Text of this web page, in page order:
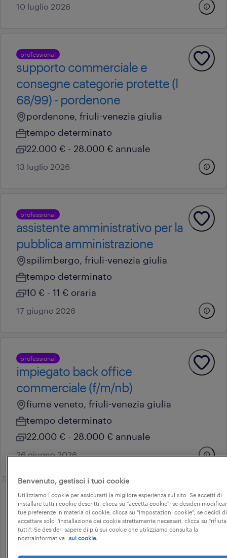
10 luglio 2026
professional
supporto commerciale e
consegne categorie protette (l
68/99) - pordenone
pordenone, friuli-venezia giulia
tempo determinato
22.000 € - 28.000 € annuale
13 luglio 2026
professional
assistente amministrativo per la
pubblica amministrazione
spilimbergo, friuli-venezia giulia
tempo determinato
10 € - 11 € oraria
17 giugno 2026
professional
impiegato back office
commerciale (f/m/nb)
fiume veneto, friuli-venezia giulia
tempo determinato
22.000 € - 28.000 € annuale
26 giugno 2026
operational
addetto imballaggio
prata di pordenone, friuli-venezia giulia
Benvenuto, gestisci i tuoi cookie
Utilizziamo i cookie per assicurarti la migliore esperienza sul sito. Se accetti di
installare tutti i cookie descritti, clicca su "accetta cookie"; se desideri
tue preferenze in materia di cookie, clicca su "impostazioni cookie"; se decidi di
accettare solo l'installazione dei cookie strettamente necessari, clicca su "rifiuta
tutti". Se desideri sapere di più sui cookie che utilizziamo consulta la
nostraInformativa
sui cookie.